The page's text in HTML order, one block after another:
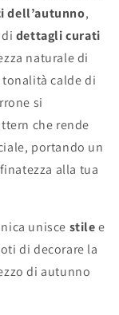
dell’autunno,
dettagli curati
naturale di
calde di
si
che rende
portando un
alla tua
unisce stilee
di decorare la
di autunno